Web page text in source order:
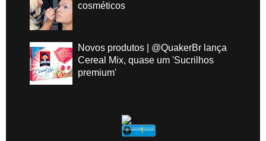
cosméticos
Novos produtos | @QuakerBr lança
Cereal Mix, quase um 'Sucrilhos
premium'